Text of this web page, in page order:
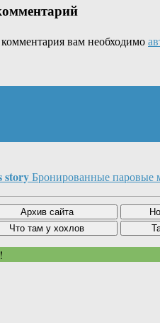
вам необходимо
storyБронированные паровые